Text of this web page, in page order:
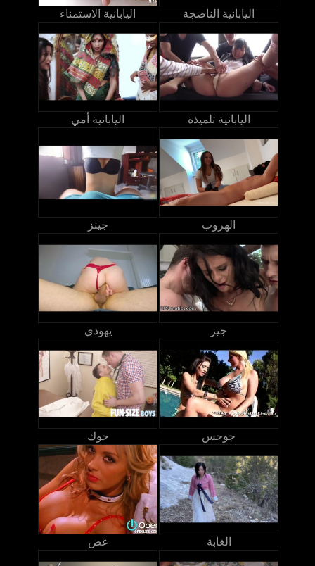
اليابانية الاستمناء اليابانية الناضجة
اليابانية أمي اليابانية تلميذة
جينز الهروب
يهودي جيز
جوك جوجس
غض الغابة